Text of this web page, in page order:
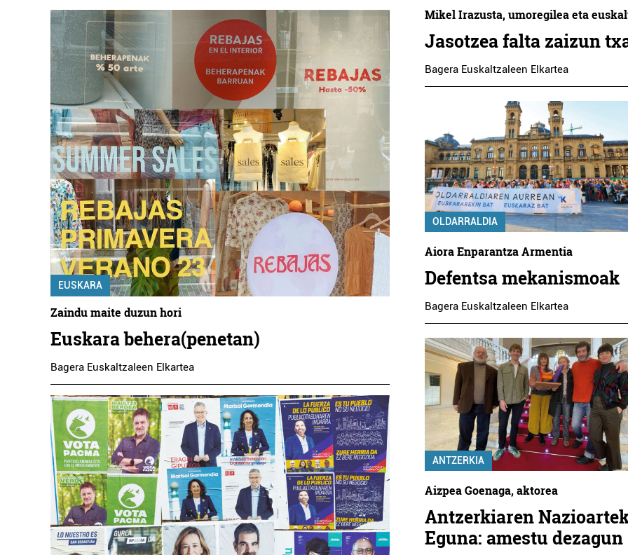
EUSKARA
Zaindu maite duzun hori
Euskara behera(penetan)
Bagera Euskaltzaleen Elkartea
Mikel Irazusta, umoregilea eta
Jasotzea falta zaizun
Bagera Euskaltzaleen Elkartea
OLDARRALDIA
Aiora Enparantza Armentia
Defentsa mekanismoak
Bagera Euskaltzaleen Elkartea
ANTZERKIA
Aizpea Goenaga, aktorea
Antzerkiaren
Eguna: amestu dezagun